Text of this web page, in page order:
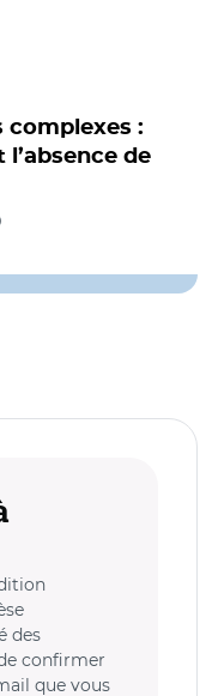
complexes :
l’absence de
des
confirmer
que vous